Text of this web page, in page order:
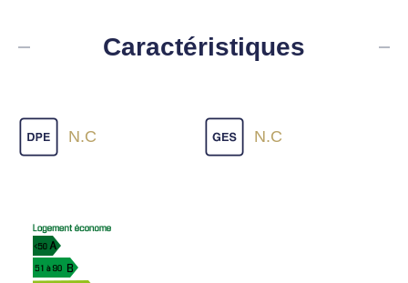
Caractéristiques
N.C N.C